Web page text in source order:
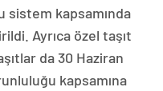
sistem kapsamında
Ayrıca özel taşıt
da 30 Haziran
kapsamına